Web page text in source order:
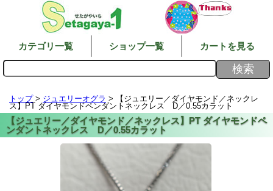
カテゴリ一覧 ショップ一覧 カートを見る
トップ> ジュエリーオグラ > 【ジュエリー／ダイヤモンド／ネックレ
ス】PT ダイヤモンドペンダントネックレス D／0.55カラット